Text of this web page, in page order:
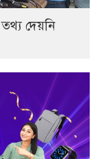
তথ্য দেয়নি